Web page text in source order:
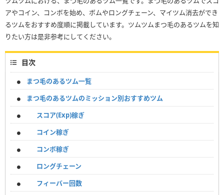
アやコイン、コンボを始め、ボムやロングチェーン、マイツム消去ができ
るツムをおすすめ度順に掲載しています。ツムツムまつ毛のあるツムを知
りたい方は是非参考にしてください。
目次
まつ毛のあるツム一覧
まつ毛のあるツムのミッション別おすすめツム
スコア(Exp)稼ぎ
コイン稼ぎ
コンボ稼ぎ
ロングチェーン
フィーバー回数